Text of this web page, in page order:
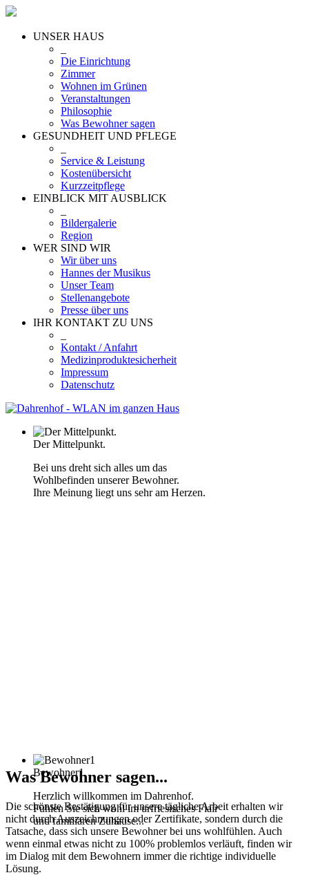
UNSER HAUS
Die Einrichtung
Zimmer
Wohnen im Grünen
Veranstaltungen
Philosophie
Was Bewohner sagen
GESUNDHEIT UND PFLEGE
Service & Leistung
Kostenübersicht
Kurzzeitpflege
EINBLICK MIT AUSBLICK
Bildergalerie
Region
WER SIND WIR
Wir über uns
Hannes der Musikus
Unser Team
Stellenangebote
Presse über uns
IHR KONTAKT ZU UNS
Kontakt / Anfahrt
Medizinproduktesicherheit
Impressum
Datenschutz
Der Mittelpunkt.
Bei uns dreht sich alles um das
Wohlbefinden unserer Bewohner.
Ihre Meinung liegt uns sehr am Herzen.
Bewohner1
Herzlich willkommen im Dahrenhof.
Fühlen Sie sich wohl im urfriesisches Flair
und familiären Zuhause...
Was Bewohner sagen...
Die schönste Bestätigung für unsere tägliche Arbeit erhalten wir
nicht durch Auszeichnungen oder Zertifikate, sondern durch die
Tatsache, dass sich unsere Bewohner bei uns wohlfühlen. Auch
wenn einmal etwas nicht zu 100% problemlos verläuft, finden wir
im Dialog mit dem Bewohnern immer die richtige individuelle
Lösung.